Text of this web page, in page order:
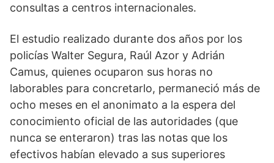
consultas a centros internacionales.
El estudio realizado durante dos años por los
policías Walter Segura, Raúl Azor y Adrián
Camus, quienes ocuparon sus horas no
laborables para concretarlo, permaneció más de
ocho meses en el anonimato a la espera del
conocimiento oficial de las autoridades (que
nunca se enteraron) tras las notas que los
efectivos habían elevado a sus superiores